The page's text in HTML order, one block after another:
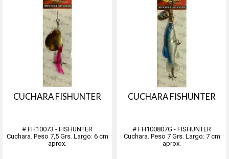
CUCHARA FISHUNTER
# FH10073 - FISHUNTER
Cuchara. Peso 7,5 Grs. Largo: 6 cm
aprox.
CUCHARA FISHUNTER
# FH100807G - FISHUNTER
Cuchara. Peso 7 Grs. Largo: 7 cm
aprox.